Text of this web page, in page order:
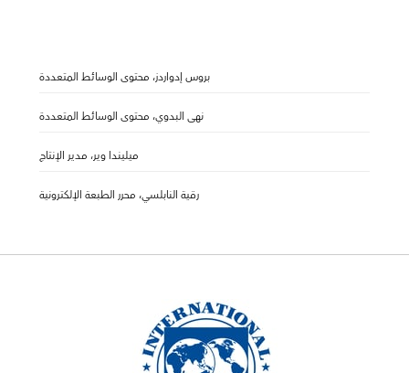
بروس إدواردز، محتوى الوسائط المتعددة
نهى البدوي، محتوى الوسائط المتعددة
ميليندا وير، مدير الإنتاج
رقية النابلسي، محرر الطبعة الإلكترونية